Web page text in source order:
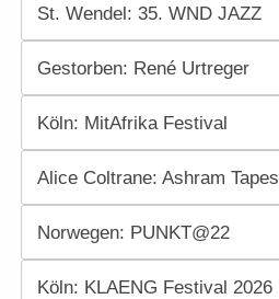
St. Wendel: 35. WND JAZZ
Gestorben: René Urtreger
Köln: MitAfrika Festival
Alice Coltrane: Ashram Tapes
Norwegen: PUNKT@22
Köln: KLAENG Festival 2026